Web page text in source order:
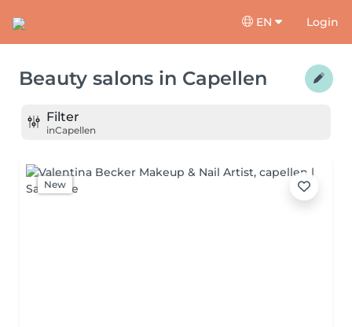
EN Login
Beauty salons in Capellen
Filter
inCapellen
New